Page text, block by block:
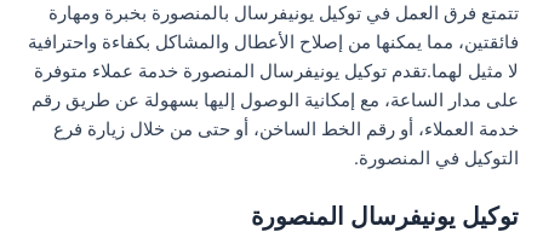
تتمتع فرق العمل في توكيل يونيفرسال بالمنصورة بخبرة ومهارة
فائقتين، مما يمكنها من إصلاح الأعطال والمشاكل بكفاءة واحترافية
لا مثيل لهما.تقدم توكيل يونيفرسال المنصورة خدمة عملاء متوفرة
على مدار الساعة، مع إمكانية الوصول إليها بسهولة عن طريق رقم
خدمة العملاء، أو رقم الخط الساخن، أو حتى من خلال زيارة فرع
التوكيل في المنصورة.
توكيل يونيفرسال المنصورة